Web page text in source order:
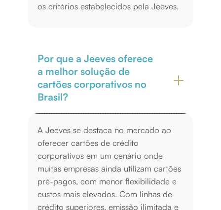
os critérios estabelecidos pela Jeeves.
Por que a Jeeves oferece
a melhor solução de
cartões corporativos no
Brasil?
A Jeeves se destaca no mercado ao
oferecer cartões de crédito
corporativos em um cenário onde
muitas empresas ainda utilizam cartões
pré-pagos, com menor flexibilidade e
custos mais elevados. Com linhas de
crédito superiores, emissão ilimitada e